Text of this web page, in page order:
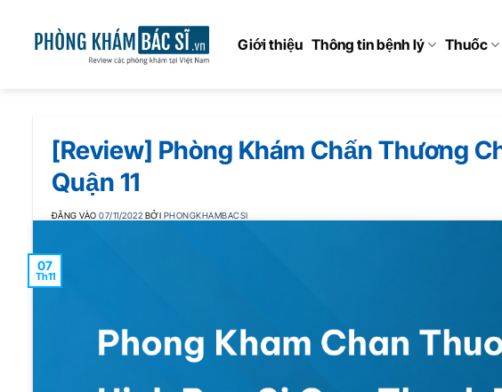
Giới thiệu Thông tin bệnh lý Thuốc
[Review] Phòng Khám Chấn Thương
Quận 11
ĐĂNG VÀO07/11/2022 BỞI PHONGKHAMBACSI
07
Th11